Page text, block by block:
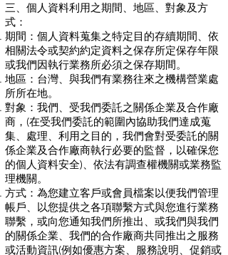
三、個人資料利用之期間、地區、對象及方
式：
期間：個人資料蒐集之特定目的存續期間、依
相關法令或契約約定資料之保存所定保存年限
或我們因執行業務所必須之保存期間。
地區：台灣、與我們有業務往來之機構營業處
所所在地。
對象：我們、受我們委託之關係企業及合作廠
商，(在受我們委託的範圍內協助我們達成蒐
集、處理、利用之目的，我們會對受委託的關
係企業及合作廠商執行必要的監督，以確保您
的個人資料安全)、依法有調查權機關或業務監
理機關。
方式：為您建立客戶或會員檔案以便我們管理
帳戶、以您提供之各項聯繫方式與您進行業務
聯繫，或向您通知我們所推出、或我們與我們
的關係企業、我們的合作廠商共同推出之服務
或活動資訊(例如優惠方案、服務說明、促銷或